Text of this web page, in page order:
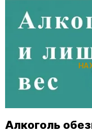
Алкоголь